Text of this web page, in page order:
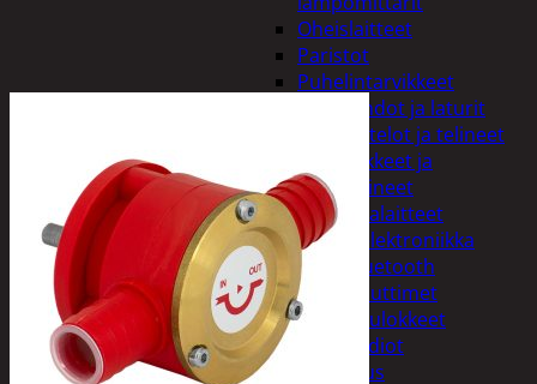
Oheislaitteet
Paristot
Puhelintarvikkeet
Johdot ja laturit
Kotelot ja telineet
Tv-tarvikkeet ja
seinätelineet
Varavirtalaitteet
Viihde-elektroniikka
Bluetooth
kaiuttimet
Kuulokkeet
Radiot
Koti ja sisustus